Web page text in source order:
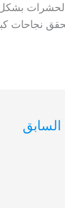
نجاحات
السابق